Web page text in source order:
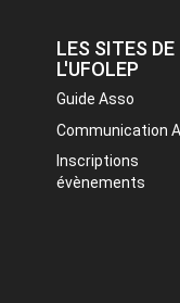
LES SITES DE
L'UFOLEP
Guide Asso
Communication
Inscriptions
évènements